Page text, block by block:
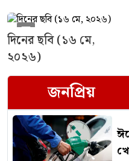
দিনের ছবি (১৬ মে,
২০২৬)
জনপ্রিয়